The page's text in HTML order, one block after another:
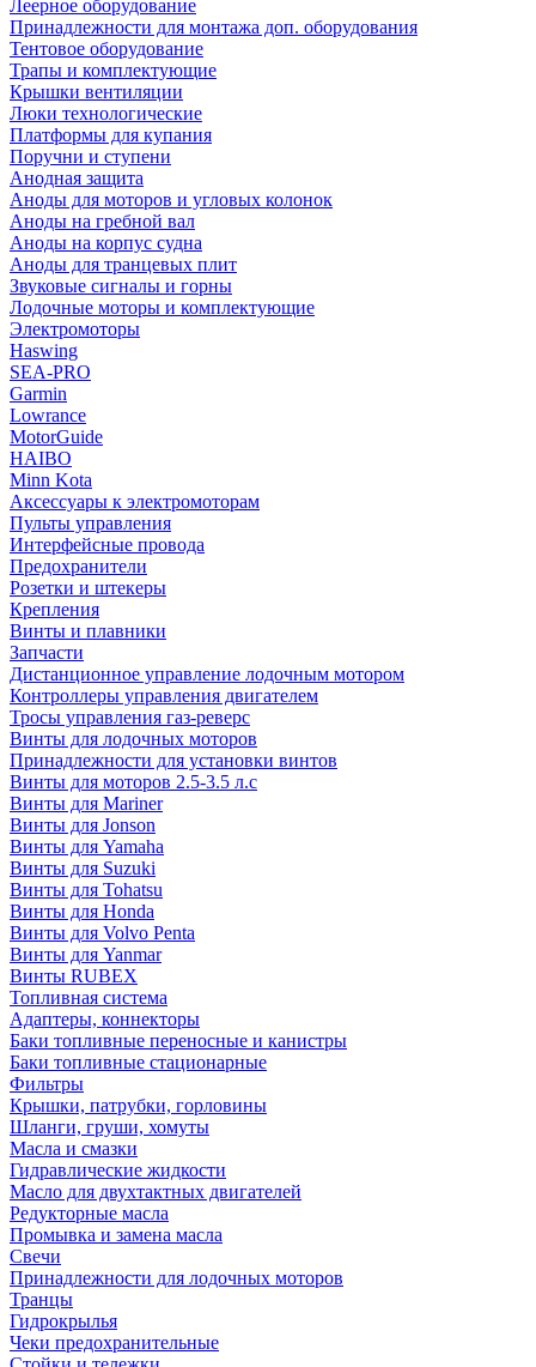
Леерное оборудование
Принадлежности для монтажа доп. оборудования
Тентовое оборудование
Трапы и комплектующие
Крышки вентиляции
Люки технологические
Платформы для купания
Поручни и ступени
Анодная защита
Аноды для моторов и угловых колонок
Аноды на гребной вал
Аноды на корпус судна
Аноды для транцевых плит
Звуковые сигналы и горны
Лодочные моторы и комплектующие
Электромоторы
Haswing
SEA-PRO
Garmin
Lowrance
MotorGuide
HAIBO
Minn Kota
Аксессуары к электромоторам
Пульты управления
Интерфейсные провода
Предохранители
Розетки и штекеры
Крепления
Винты и плавники
Запчасти
Дистанционное управление лодочным мотором
Контроллеры управления двигателем
Тросы управления газ-реверс
Винты для лодочных моторов
Принадлежности для установки винтов
Винты для моторов 2.5-3.5 л.с
Винты для Mariner
Винты для Jonson
Винты для Yamaha
Винты для Suzuki
Винты для Tohatsu
Винты для Honda
Винты для Volvo Penta
Винты для Yanmar
Винты RUBEX
Топливная система
Адаптеры, коннекторы
Баки топливные переносные и канистры
Баки топливные стационарные
Фильтры
Крышки, патрубки, горловины
Шланги, груши, хомуты
Масла и смазки
Гидравлические жидкости
Масло для двухтактных двигателей
Редукторные масла
Промывка и замена масла
Свечи
Принадлежности для лодочных моторов
Транцы
Гидрокрылья
Чеки предохранительные